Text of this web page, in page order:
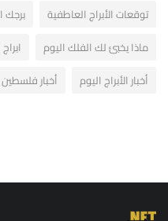
توقعات الأبراج العاطفية
برجك
ماذا يخبئ لك الفلك اليوم
أخبار الأبراج اليوم
أخبار فلسطين